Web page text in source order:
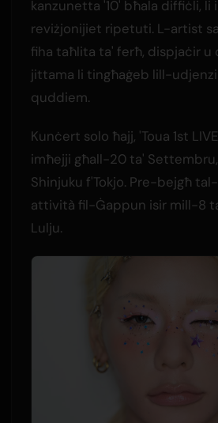
kanzunetta '10' bħala diffiċli, li
reviżjonijiet ripetuti. L-artist
fiha taħlita ta' ferħ, dispjaċir u
jittama li tingħaġeb lill-udjenzi
quddiem.
Kunċert solo ħajj, 'Toua 1st
imħejji għall-20 ta'
Shinjuku f'Tokjo. Pre-bejgħ
attività fil-Ġappun isir mill-8
Lulju.